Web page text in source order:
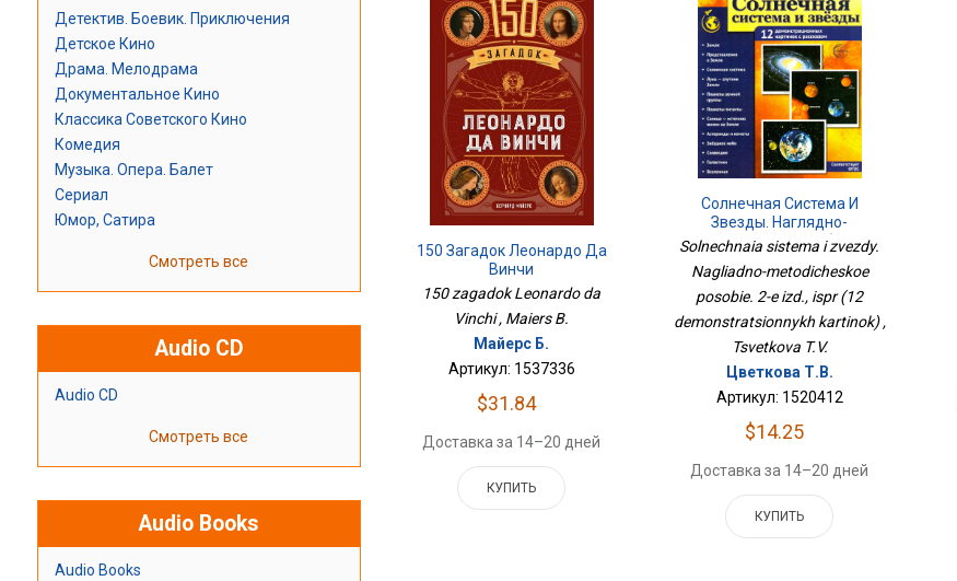
Детектив. Боевик. Приключения
Детское Кино
Драма. Мелодрама
Документальное Кино
Классика Советского Кино
Комедия
Музыка. Опера. Балет
Сериал
Юмор, Сатира
Смотреть все
Audio CD
Audio CD
Смотреть все
Audio Books
Audio Books
150 Загадок Леонардо Да
Винчи
150 zagadok Leonardo da
Vinchi , Maiers B.
Майерс Б.
Артикул: 1537336
$31.84
Доставка за 14–20 дней
КУПИТЬ
Солнечная Система И
Звезды. Наглядно-
Методическое Пособие. 2-Е
Демонстрационных
Картинок)
Solnechnaia sistema i zvezdy.
Nagliadno-metodicheskoe
posobie. 2-e izd., ispr (12
demonstratsionnykh kartinok) ,
Tsvetkova T.V.
Цветкова Т.В.
Артикул: 1520412
$14.25
Доставка за 14–20 дней
КУПИТЬ